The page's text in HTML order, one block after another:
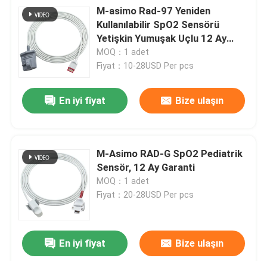
Ürünler
Hakkımızda
Fabrika turu
Bize Ulaşın
Haberler
Vakalar
M-asimo Rad-97 Yeniden
Kullanılabilir SpO2 Sensörü
Yetişkin Yumuşak Uçlu 12 Ay
Garanti
MOQ：1 adet
Fiyat：10-28USD Per pcs
En iyi fiyat Bize ulaşın
M-Asimo RAD-G SpO2 Pediatrik
Sensör, 12 Ay Garanti
MOQ：1 adet
Fiyat：20-28USD Per pcs
En iyi fiyat Bize ulaşın